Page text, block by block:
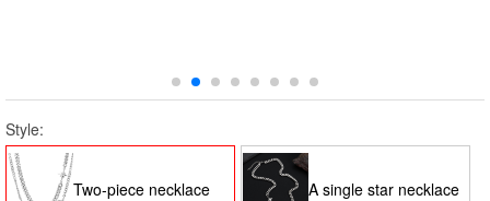
Style:
Two-piece necklace A single star necklace